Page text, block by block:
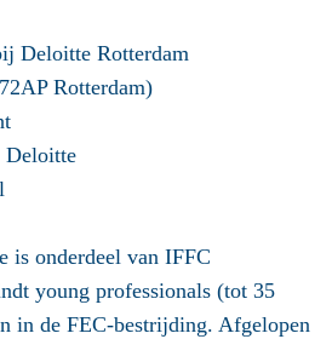
Deloitte Rotterdam
Rotterdam)
Deloitte
is onderdeel van IFFC
young professionals (tot 35
in de FEC-bestrijding. Afgelopen